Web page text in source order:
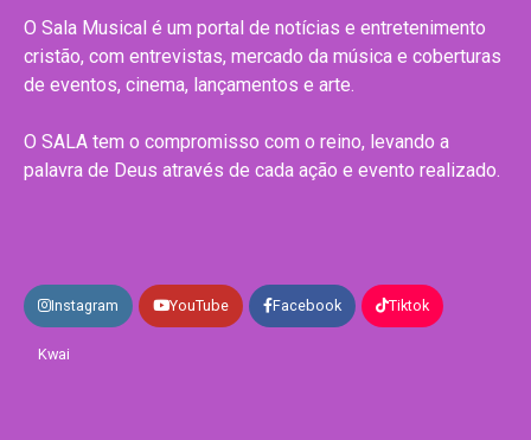
O Sala Musical é um portal de notícias e entretenimento
cristão, com entrevistas, mercado da música e coberturas
de eventos, cinema, lançamentos e arte.
O SALA tem o compromisso com o reino, levando a
palavra de Deus através de cada ação e evento realizado.
Instagram YouTube Facebook Tiktok
Kwai